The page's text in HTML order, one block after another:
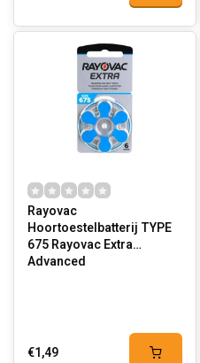
Rayovac
Hoortoestelbatterij TYPE
675 Rayovac Extra
Advanced
€1,49